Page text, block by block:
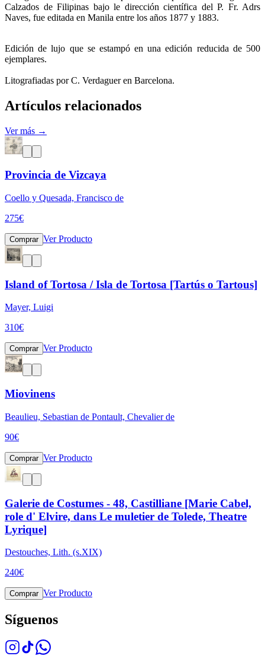
Calzados de Filipinas bajo le dirección científica del P. Fr. Adrs
Naves, fue editada en Manila entre los años 1877 y 1883.
Edición de lujo que se estampó en una edición reducida de 500
ejemplares.
Litografiadas por C. Verdaguer en Barcelona.
Artículos relacionados
Ver más →
Provincia de Vizcaya
Coello y Quesada, Francisco de
275€
Comprar Ver Producto
Island of Tortosa / Isla de Tortosa [Tartús o Tartous]
Mayer, Luigi
310€
Comprar Ver Producto
Miovinens
Beaulieu, Sebastian de Pontault, Chevalier de
90€
Comprar Ver Producto
Galerie de Costumes - 48, Castilliane [Marie Cabel,
role d' Elvire, dans Le muletier de Tolede, Theatre
Lyrique]
Destouches, Lith. (s.XIX)
240€
Comprar Ver Producto
Síguenos